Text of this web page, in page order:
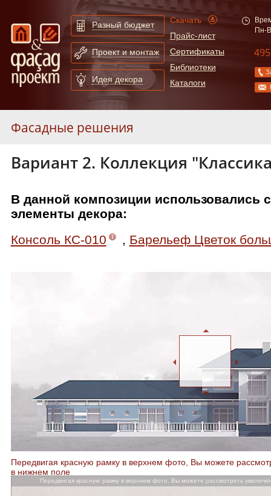
Разный бюджет
Проект и монтаж
Идея декора
Скачать
Прайс-лист
Сертификаты
Библиотеки
Каталоги
Пн-
Фасадные решения
Декор окон и дверей из полиуретана
Расширенный поиск по сайту
Вариант 2. Коллекция
В данной композиции использовались
элементы декора:
Консоль КС-010
, Барельеф Цветок
Передвигая красную рамку в верхнем фото, Вы можете рассмотреть
Передвигая красную рамку в верхнем фото, Вы можете
в нижнем поле